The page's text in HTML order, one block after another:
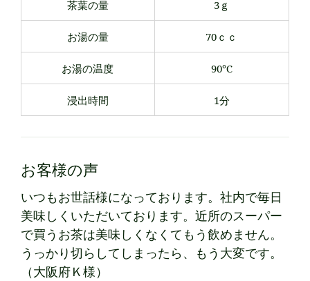
茶葉の量 3ｇ
お湯の量 70ｃｃ
お湯の温度 90℃
浸出時間 1分
お客様の声
いつもお世話様になっております。社内で毎日
美味しくいただいております。近所のスーパー
で買うお茶は美味しくなくてもう飲めません。
うっかり切らしてしまったら、もう大変です。
（大阪府Ｋ様）